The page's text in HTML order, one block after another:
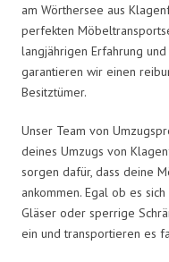
am Wörthersee aus
perfekten
langjährigen Erfahrung
garantieren wir einen
Besitztümer.
Unser Team von
deines Umzugs von
sorgen dafür, dass deine
ankommen. Egal ob es
Gläser oder sperrige
ein und transportieren es